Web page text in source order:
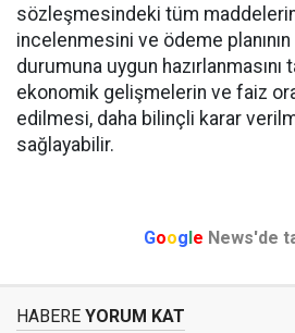
sözleşmesindeki tüm
incelenmesini ve ödeme
durumuna uygun hazırlanmasını
ekonomik gelişmelerin ve faiz
edilmesi, daha bilinçli karar
sağlayabilir.
Google News'de
HABERE YORUM KAT